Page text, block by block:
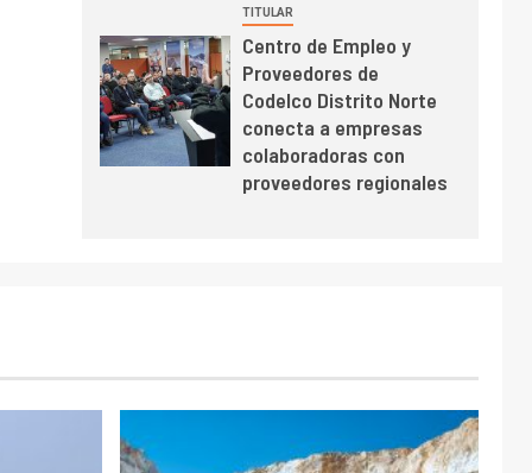
de toneladas tras
récord en Escondida
7 I+D
Codelco reporta Ebitda
de US$ 6.670 millones
y mejora sus
indicadores financieros
TITULAR
Centro de Empleo y
Proveedores de
Codelco Distrito Norte
conecta a empresas
colaboradoras con
proveedores regionales